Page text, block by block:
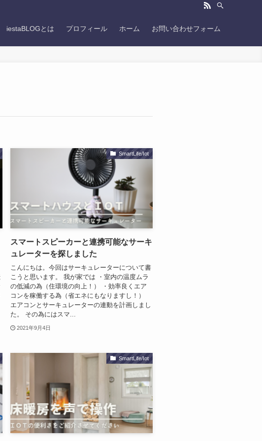
iestaBLOGとは プロフィール ホーム お問い合わせフォーム
SmartLife/Iot
スマートスピーカーと連携可能なサーキ
ュレーターを探しました
こんにちは。今回はサーキュレーターについて書
こうと思います。 我が家では ・室内の温度ムラ
の低減の為（住環境の向上！） ・効率良くエア
コンを稼働する為（省エネにもなりますし！）
エアコンとサーキュレーターの連動を計画しまし
た。 その為にはスマ...
2021年9月4日
SmartLife/Iot